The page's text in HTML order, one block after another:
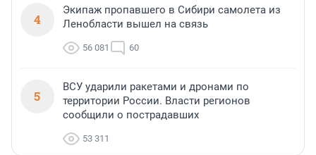
4
Экипаж пропавшего в Сибири самолета из
Ленобласти вышел на связь
56 081 60
5
ВСУ ударили ракетами и дронами по
территории России. Власти регионов
сообщили о пострадавших
53 311